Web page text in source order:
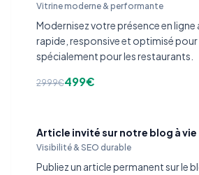
Vitrine moderne & performante
Modernisez votre présence en ligne
rapide, responsive et optimisé
spécialement pour les restaurants.
2999€499€
Article invité sur notre blog à vie
Visibilité & SEO durable
Publiez un article permanent sur le